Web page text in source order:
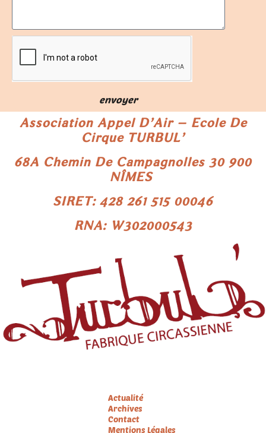
envoyer
Association Appel D’Air – Ecole De
Cirque TURBUL’
68A Chemin De Campagnolles 30 900
NÎMES
SIRET: 428 261 515 00046
RNA: W302000543
Actualité
Archives
Contact
Mentions Légales